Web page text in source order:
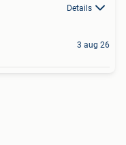
Details
3 aug 26